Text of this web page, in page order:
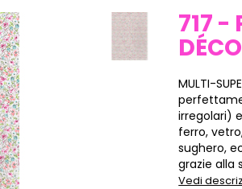
717 -
MULTI-
irregolari)
ferro,
sughero,
grazie alla
Vedi